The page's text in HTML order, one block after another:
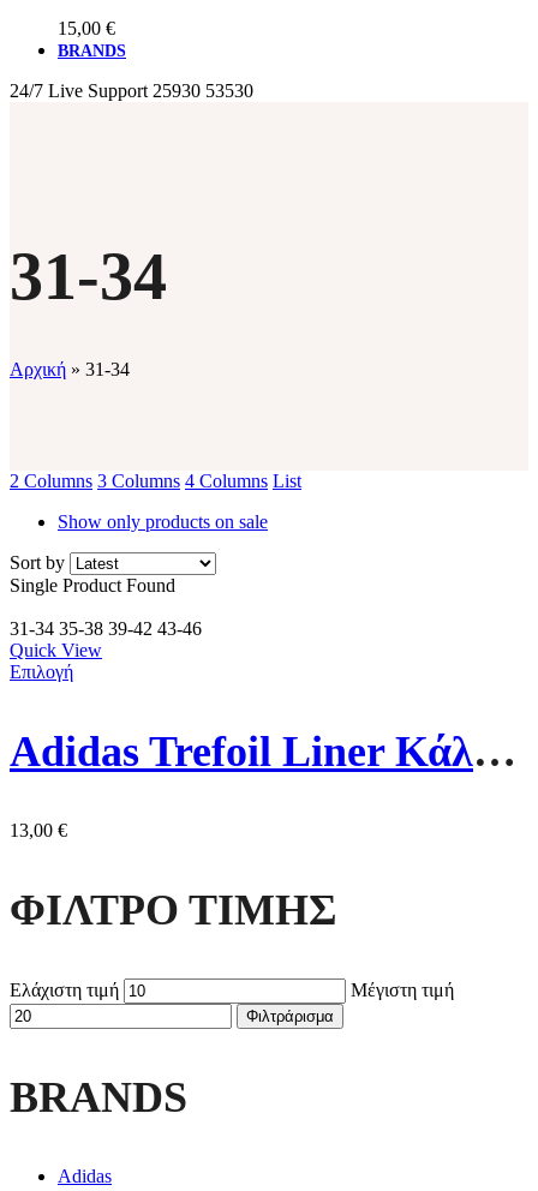
15,00 €
BRANDS
24/7 Live Support 25930 53530
31-34
Αρχική » 31-34
2 Columns 3 Columns 4 Columns List
Show only products on sale
Sort by
Single Product Found
31-34 35-38 39-42 43-46
Quick View
Επιλογή
Adidas Trefoil Liner Κάλτσες S20274 Μαύρες
13,00 €
ΦΙΛΤΡΟ ΤΙΜΗΣ
Ελάχιστη τιμή Μέγιστη τιμή
Φιλτράρισμα
BRANDS
Adidas